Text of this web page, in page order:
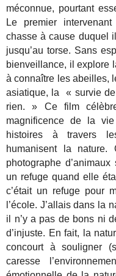
méconnue, pourtant
Le premier
chasse à cause duquel
jusqu’au torse. Sans
bienveillance, il explore
à connaître les abeilles,
asiatique, la« survie
rien. » Ce film
magnificence de la
histoires à travers
humanisent la nature.
photographe
un refuge quand elle
c’était un refuge pour
l’école. J’allais dans la
il n’y a pas de bons ni
d’injuste. En fait, la
concourt à souligner
caresse